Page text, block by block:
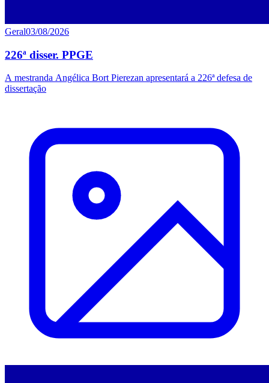
Geral03/08/2026
226ª disser. PPGE
A mestranda Angélica Bort Pierezan apresentará a 226ª defesa de
dissertação